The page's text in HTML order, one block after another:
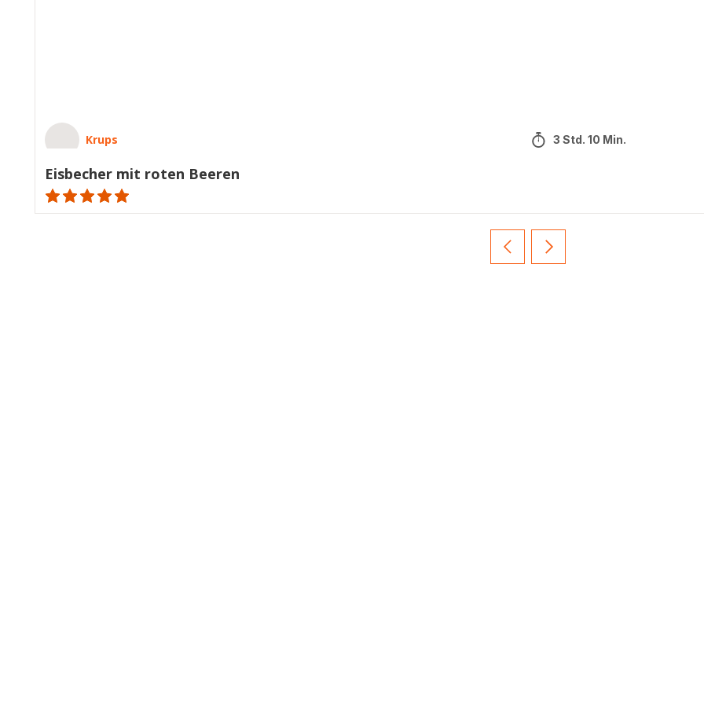
Krups 3 Std. 10 Min.
Eisbecher mit roten Beeren
ratings.NaN
Vorherige
Recipe
Weiter
Recipe